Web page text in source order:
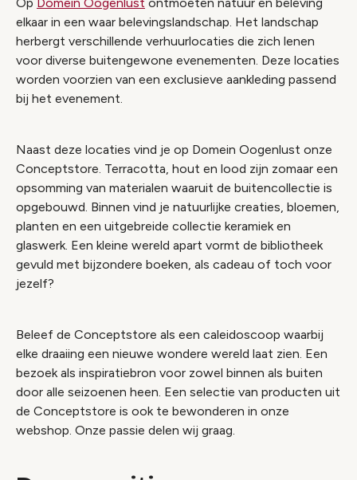
elkaar in een waar belevingslandschap. Het landschap
herbergt verschillende verhuurlocaties die zich lenen
voor diverse buitengewone evenementen. Deze locaties
worden voorzien van een exclusieve aankleding passend
bij het evenement.
Naast deze locaties vind je op Domein Oogenlust onze
Conceptstore. Terracotta, hout en lood zijn zomaar een
opsomming van materialen waaruit de buitencollectie is
opgebouwd. Binnen vind je natuurlijke creaties, bloemen,
planten en een uitgebreide collectie keramiek en
glaswerk. Een kleine wereld apart vormt de bibliotheek
gevuld met bijzondere boeken, als cadeau of toch voor
jezelf?
Beleef de Conceptstore als een caleidoscoop waarbij
elke draaiing een nieuwe wondere wereld laat zien. Een
bezoek als inspiratiebron voor zowel binnen als buiten
door alle seizoenen heen. Een selectie van producten uit
de Conceptstore is ook te bewonderen in onze
webshop. Onze passie delen wij graag.